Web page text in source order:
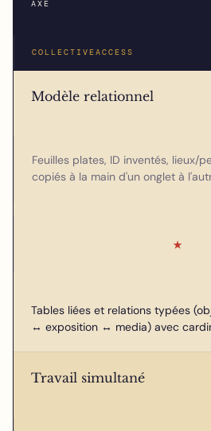
AXE
COLLECTIVEACCESS
Modèle relationnel
Feuilles plates, ID inventés, lieux/
copiés à la main d'un onglet à
★
Tables liées et relations typées
↔ exposition ↔ media) avec
Travail simultané